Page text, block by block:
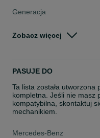
Generacja
Stan
Rodzaj
Zobacz więcej
PASUJE DO
Ta lista została
kompletna. Jeśli nie masz
kompatybilna, skontaktuj
mechanikiem.
Mercedes-Benz